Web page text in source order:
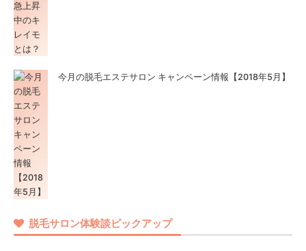
今月の脱毛エステサロン キャンペーン情報【2018年5月】
脱毛サロン体験談ピックアップ